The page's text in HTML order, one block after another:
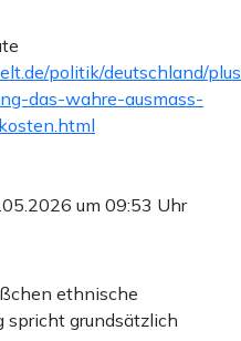
politik/deutschland/
das-wahre-ausmass-
um 09:53 Uhr
ethnische
spricht grundsätzlich